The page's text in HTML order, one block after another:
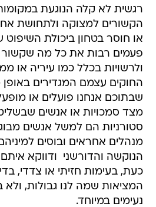
רגשית לא קלה הנוגעת
הקשורים למצוקה ולתחושת
או חוסר בטחון ביכולת השיפוט
פעמים רבות את כל מה שקשור
ולרשויות בכלל כמו עיריה או
החוקים עצמם המגדירים באופן
שבתוכם אנחנו פועלים או
מצד סמכויות או אנשים
סטורניות הם למשל אנשים
מנהלים אחראים ובוסים
הנוקשה והדורשני  ודווקא
כעת, בעימות חזיתי או צדדי,
המציאות שמה לנו גבולות, ולא
נעימים במיוחד.